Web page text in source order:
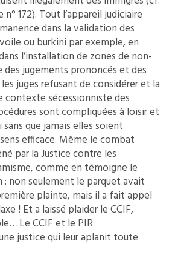
172). Tout l’appareil judiciaire
dans la validation des
ou burkini par exemple, en
l’installation de zones de non-
jugements prononcés et des
juges refusant de considérer et la
sécessionniste des
sont compliquées à loisir et
que jamais elles soient
efficace. Même le combat
par la Justice contre les
comme en témoigne le
: non seulement le parquet avait
plainte, mais il a fait appel
! Et a laissé plaider le CCIF,
Le CCIF et le PIR
justice qui leur aplanit toute